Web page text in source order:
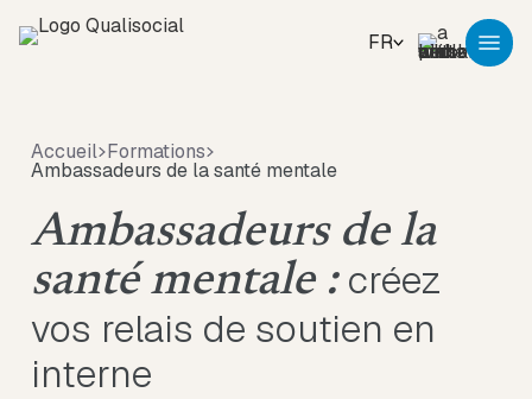
FR
Accueil Formations
Ambassadeurs de la santé mentale
Ambassadeurs de la
santé mentale : créez
vos relais de soutien en
interne